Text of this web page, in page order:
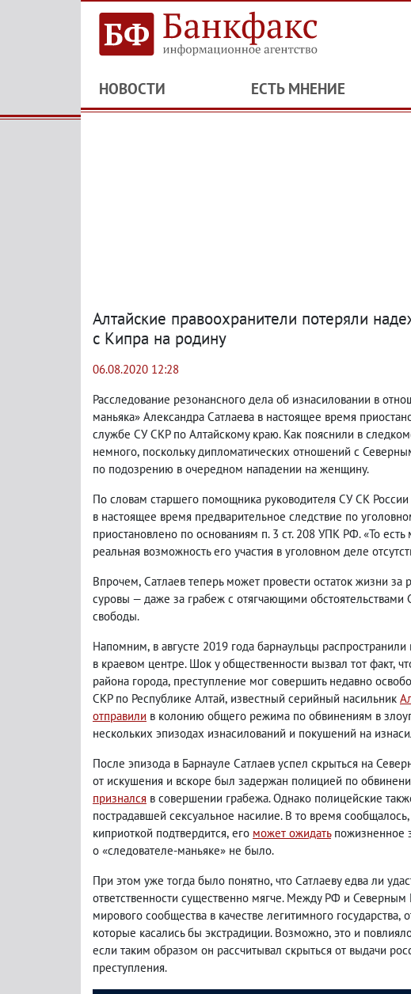
НОВОСТИ ЕСТЬ МНЕНИЕ
Алтайские правоохранители потеряли
с Кипра на родину
06.08.2020 12:28
Расследование резонансного дела об изнасиловании в
маньяка» Александра Сатлаева в настоящее время
службе СУ СКР по Алтайскому краю. Как пояснили в
немного, поскольку дипломатических отношений с
по подозрению в очередном нападении на женщину.
По словам старшего помощника руководителя СУ СК
в настоящее время предварительное следствие по
приостановлено по основаниям п. 3 ст. 208 УПК РФ. «То
реальная возможность его участия в уголовном деле
Впрочем, Сатлаев теперь может провести остаток жизни
суровы — даже за грабеж с отягчающими
свободы.
Напомним, в августе 2019 года барнаульцы
в краевом центре. Шок у общественности вызвал тот факт,
района города, преступление мог совершить недавно
СКР по Республике Алтай, известный серийный насильник
отправили в колонию общего режима по обвинениям в
нескольких эпизодах изнасилований и покушений на
После эпизода в Барнауле Сатлаев успел скрыться на
от искушения и вскоре был задержан полицией по
признался в совершении грабежа. Однако полицейские
пострадавшей сексуальное насилие. В то время сообщалось,
киприоткой подтвердится, его может ожидатьпожизненное
о «следователе-маньяке» не было.
При этом уже тогда было понятно, что Сатлаеву едва ли
ответственности существенно мягче. Между РФ и
мирового сообщества в качестве легитимного государства,
которые касались бы экстрадиции. Возможно, это и
если таким образом он рассчитывал скрыться от выдачи
преступления.